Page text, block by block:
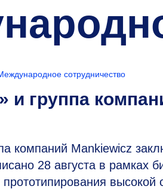
сотрудничество
группа
Mankiewicz
28 августа в рамках